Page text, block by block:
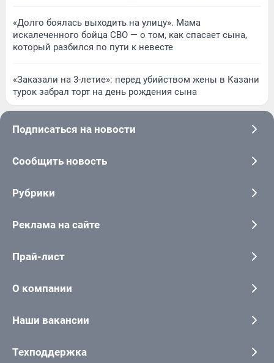
«Долго боялась выходить на улицу». Мама
искалеченного бойца СВО — о том, как спасает сына,
который разбился по пути к невесте
«Заказали на 3-летие»: перед убийством жены в Казани
турок забрал торт на день рождения сына
Подписаться на новости
Сообщить новость
Рубрики
Реклама на сайте
Прай-лист
О компании
Наши вакансии
Техподдержка